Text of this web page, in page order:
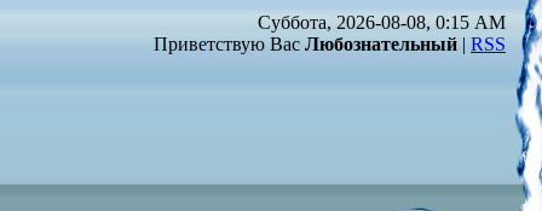
Суббота, 2026-08-08, 0:15 AM
Приветствую Вас Любознательный | RSS